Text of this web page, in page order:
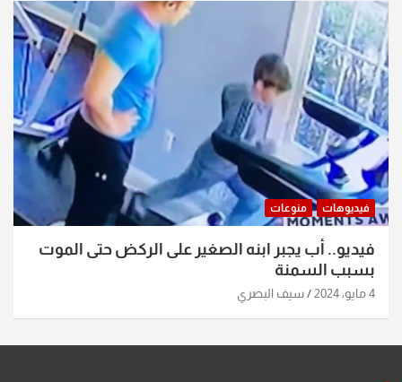
فيديوهات منوعات
فيديو.. أب يجبر ابنه الصغير على الركض حتى الموت
بسبب السمنة
4 مايو، 2024 سيف البصري